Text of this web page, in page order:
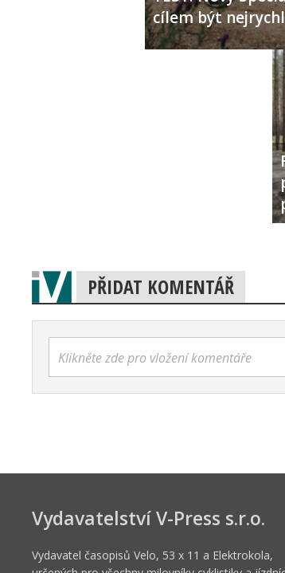
cílem být
PŘIDAT KOMENTÁŘ
Klikněte zde pro vložení komentáře
Vydavatelství V-Press s.r.o.
Vydavatel časopisů Velo, 53 x 11 a Elektrokola,